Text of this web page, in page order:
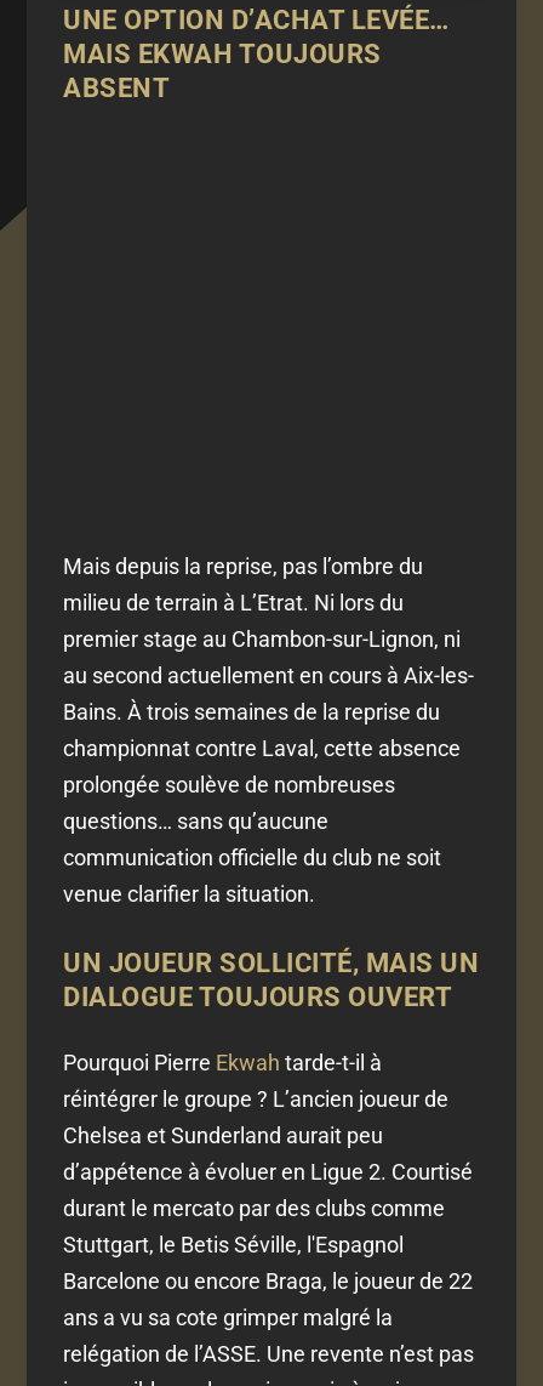
UNE OPTION D’ACHAT LEVÉE…
MAIS EKWAH TOUJOURS
ABSENT
Mais depuis la reprise, pas l’ombre du
milieu de terrain à L’Etrat. Ni lors du
premier stage au Chambon-sur-Lignon, ni
au second actuellement en cours à Aix-les-
Bains. À trois semaines de la reprise du
championnat contre Laval, cette absence
prolongée soulève de nombreuses
questions… sans qu’aucune
communication officielle du club ne soit
venue clarifier la situation.
UN JOUEUR SOLLICITÉ, MAIS UN
DIALOGUE TOUJOURS OUVERT
Pourquoi Pierre Ekwah tarde-t-il à
réintégrer le groupe ? L’ancien joueur de
Chelsea et Sunderland aurait peu
d’appétence à évoluer en Ligue 2. Courtisé
durant le mercato par des clubs comme
Stuttgart, le Betis Séville, l'Espagnol
Barcelone ou encore Braga, le joueur de 22
ans a vu sa cote grimper malgré la
relégation de l’ASSE. Une revente n’est pas